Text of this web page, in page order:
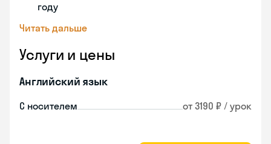
году
Читать дальше
Услуги и цены
Английский язык
С носителем от 3190 ₽ / урок